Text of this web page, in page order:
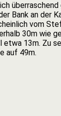
Bank an der
vom
30m wie
13m. Zu
auf 49m.